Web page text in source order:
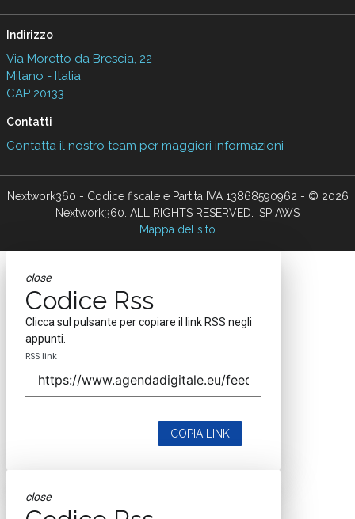
Indirizzo
Via Moretto da Brescia, 22
Milano - Italia
CAP 20133
Contatti
Contatta il nostro team per maggiori informazioni
Nextwork360 - Codice fiscale e Partita IVA 13868590962 - © 2026
Nextwork360. ALL RIGHTS RESERVED. ISP AWS
Mappa del sito
close
Codice Rss
Clicca sul pulsante per copiare il link RSS negli
appunti.
RSS link
COPIA LINK
close